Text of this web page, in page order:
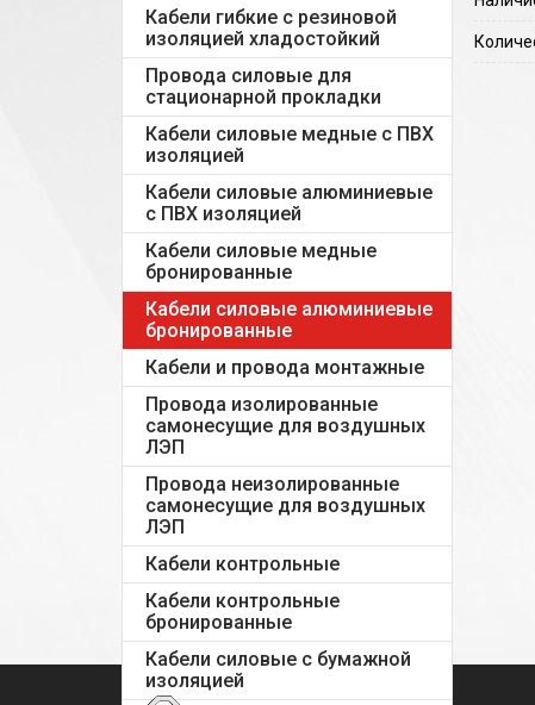
Кабели гибкие с резиновой
изоляцией хладостойкий
Провода силовые для
стационарной прокладки
Кабели силовые медные с ПВХ
изоляцией
Кабели силовые алюминиевые
с ПВХ изоляцией
Кабели силовые медные
бронированные
Кабели силовые алюминиевые
бронированные
Кабели и провода монтажные
Провода изолированные
самонесущие для воздушных
ЛЭП
Провода неизолированные
самонесущие для воздушных
ЛЭП
Кабели контрольные
Кабели контрольные
бронированные
Кабели силовые с бумажной
изоляцией